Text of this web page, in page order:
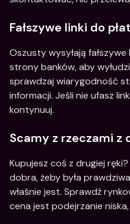
Fałszywe linki do
Oszusty wysyłają
strony banków, aby
sprawdzaj wiarygodność
informacji. Jeśli nie ufasz
kontynuuj.
Scamy z rzeczami z
Kupujesz coś z drugiej
dobra, żeby była
właśnie jest. Sprawdź
cena jest podejrzanie